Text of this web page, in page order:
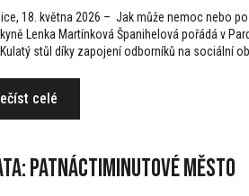
18. května 2026 – Jak může nemoc nebo
Lenka Martínková Španihelová pořádá v
stůl díky zapojení odborníků na sociální
celé
Patnáctiminutové město